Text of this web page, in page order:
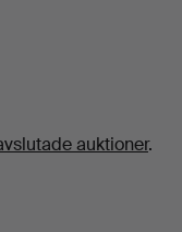
auktioner.